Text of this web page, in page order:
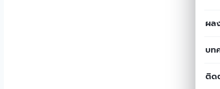
ผล
บท
ติด